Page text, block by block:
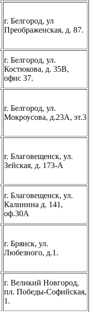
г. Белгород, ул
Преображенская, д. 87.
г. Белгород, ул.
Костюкова, д. 35В,
офис 37.
г. Белгород, ул.
Мокроусова, д.23А, эт.3
г. Благовещенск, ул.
Зейская, д. 173-А
г. Благовещенск, ул.
Калинина д. 141,
оф.30А
г. Брянск, ул.
Любезного, д.1.
г. Великий Новгород,
пл. Победы-Софийская,
1.